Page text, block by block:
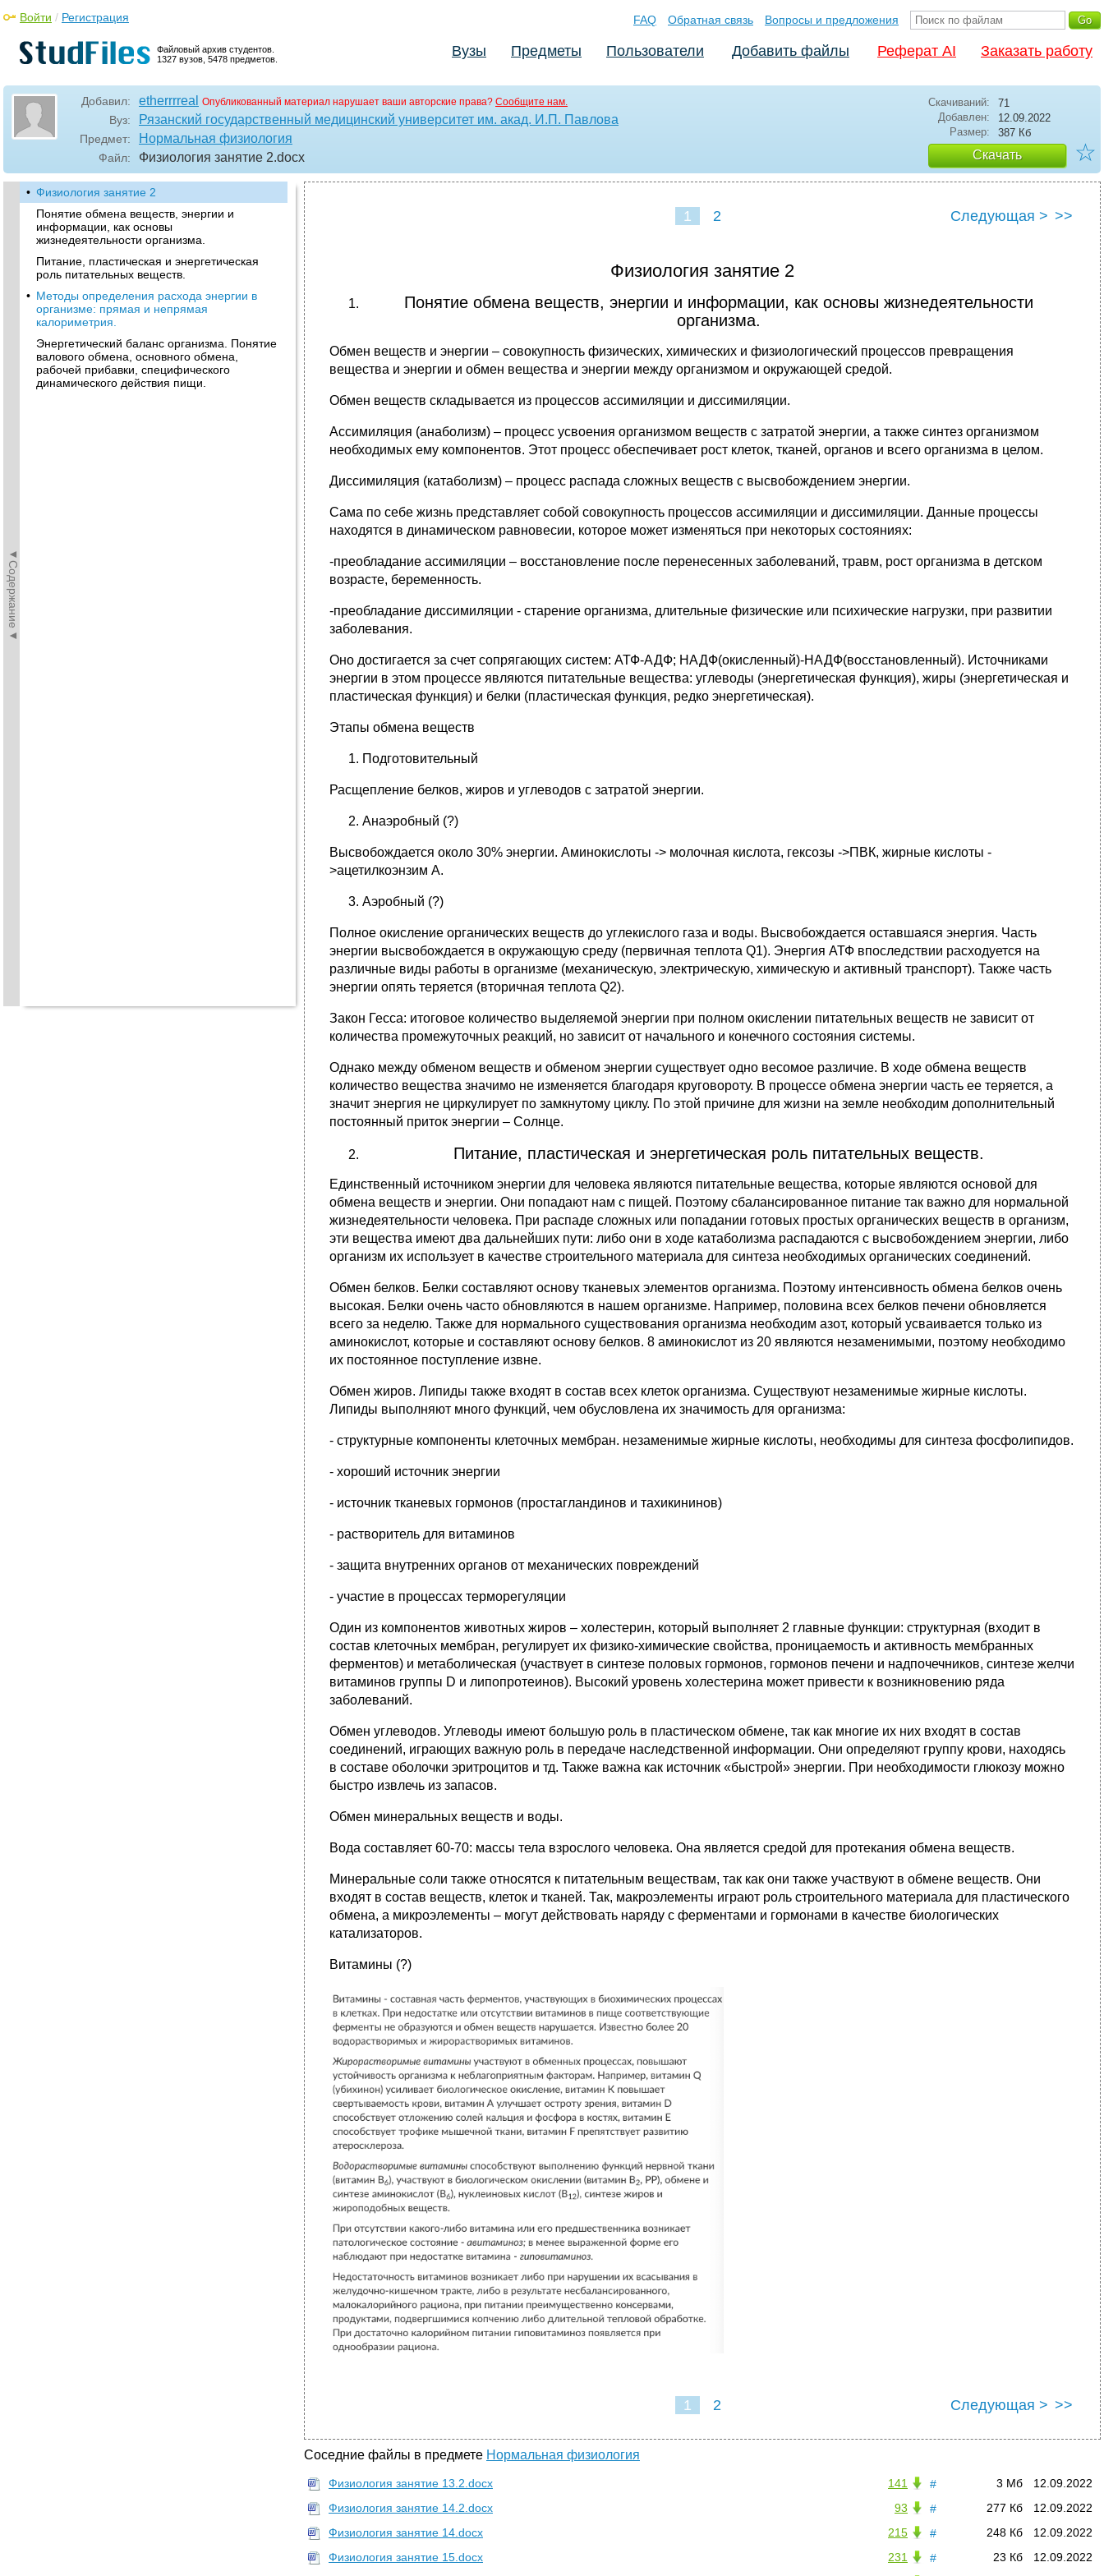
Файловый архив студентов.
1327 вузов, 5478 предметов.
Войти / Регистрация FAQ Обратная связь Вопросы и предложения
Вузы Предметы Пользователи Добавить файлы Реферат AI Заказать работу
Добавил: etherrrreal Опубликованный материал нарушает ваши авторские права? Сообщите нам.
Вуз: Рязанский государственный медицинский университет им. акад. И.П. Павлова
Предмет: Нормальная физиология
Файл: Физиология занятие 2.docx
Скачиваний:
71
Добавлен:
12.09.2022
Размер:
387 Кб
Скачать ☆
◄Содержание◄
• Физиология занятие 2
Понятие обмена веществ, энергии и
информации, как основы
жизнедеятельности организма.
Питание, пластическая и энергетическая
роль питательных веществ.
• Методы определения расхода энергии в
организме: прямая и непрямая
калориметрия.
Энергетический баланс организма. Понятие
валового обмена, основного обмена,
рабочей прибавки, специфического
динамического действия пищи.
1 2 Следующая > >>
Физиология занятие 2
Понятие обмена веществ, энергии и информации, как основы жизнедеятельности
организма.
Обмен веществ и энергии – совокупность физических, химических и физиологический процессов превращения
вещества и энергии и обмен вещества и энергии между организмом и окружающей средой.
Обмен веществ складывается из процессов ассимиляции и диссимиляции.
Ассимиляция (анаболизм) – процесс усвоения организмом веществ с затратой энергии, а также синтез организмом
необходимых ему компонентов. Этот процесс обеспечивает рост клеток, тканей, органов и всего организма в целом.
Диссимиляция (катаболизм) – процесс распада сложных веществ с высвобождением энергии.
Сама по себе жизнь представляет собой совокупность процессов ассимиляции и диссимиляции. Данные процессы
находятся в динамическом равновесии, которое может изменяться при некоторых состояниях:
-преобладание ассимиляции – восстановление после перенесенных заболеваний, травм, рост организма в детском
возрасте, беременность.
-преобладание диссимиляции - старение организма, длительные физические или психические нагрузки, при развитии
заболевания.
Оно достигается за счет сопрягающих систем: АТФ-АДФ; НАДФ(окисленный)-НАДФ(восстановленный). Источниками
энергии в этом процессе являются питательные вещества: углеводы (энергетическая функция), жиры (энергетическая и
пластическая функция) и белки (пластическая функция, редко энергетическая).
Этапы обмена веществ
Подготовительный
Расщепление белков, жиров и углеводов с затратой энергии.
Анаэробный (?)
Высвобождается около 30% энергии. Аминокислоты -> молочная кислота, гексозы ->ПВК, жирные кислоты -
>ацетилкоэнзим А.
Аэробный (?)
Полное окисление органических веществ до углекислого газа и воды. Высвобождается оставшаяся энергия. Часть
энергии высвобождается в окружающую среду (первичная теплота Q1). Энергия АТФ впоследствии расходуется на
различные виды работы в организме (механическую, электрическую, химическую и активный транспорт). Также часть
энергии опять теряется (вторичная теплота Q2).
Закон Гесса: итоговое количество выделяемой энергии при полном окислении питательных веществ не зависит от
количества промежуточных реакций, но зависит от начального и конечного состояния системы.
Однако между обменом веществ и обменом энергии существует одно весомое различие. В ходе обмена веществ
количество вещества значимо не изменяется благодаря круговороту. В процессе обмена энергии часть ее теряется, а
значит энергия не циркулирует по замкнутому циклу. По этой причине для жизни на земле необходим дополнительный
постоянный приток энергии – Солнце.
Питание, пластическая и энергетическая роль питательных веществ.
Единственный источником энергии для человека являются питательные вещества, которые являются основой для
обмена веществ и энергии. Они попадают нам с пищей. Поэтому сбалансированное питание так важно для нормальной
жизнедеятельности человека. При распаде сложных или попадании готовых простых органических веществ в организм,
эти вещества имеют два дальнейших пути: либо они в ходе катаболизма распадаются с высвобождением энергии, либо
организм их использует в качестве строительного материала для синтеза необходимых органических соединений.
Обмен белков. Белки составляют основу тканевых элементов организма. Поэтому интенсивность обмена белков очень
высокая. Белки очень часто обновляются в нашем организме. Например, половина всех белков печени обновляется
всего за неделю. Также для нормального существования организма необходим азот, который усваивается только из
аминокислот, которые и составляют основу белков. 8 аминокислот из 20 являются незаменимыми, поэтому необходимо
их постоянное поступление извне.
Обмен жиров. Липиды также входят в состав всех клеток организма. Существуют незаменимые жирные кислоты.
Липиды выполняют много функций, чем обусловлена их значимость для организма:
- структурные компоненты клеточных мембран. незаменимые жирные кислоты, необходимы для синтеза фосфолипидов.
- хороший источник энергии
- источник тканевых гормонов (простагландинов и тахикининов)
- растворитель для витаминов
- защита внутренних органов от механических повреждений
- участие в процессах терморегуляции
Один из компонентов животных жиров – холестерин, который выполняет 2 главные функции: структурная (входит в
состав клеточных мембран, регулирует их физико-химические свойства, проницаемость и активность мембранных
ферментов) и метаболическая (участвует в синтезе половых гормонов, гормонов печени и надпочечников, синтезе желчи
витаминов группы D и липопротеинов). Высокий уровень холестерина может привести к возникновению ряда
заболеваний.
Обмен углеводов. Углеводы имеют большую роль в пластическом обмене, так как многие их них входят в состав
соединений, играющих важную роль в передаче наследственной информации. Они определяют группу крови, находясь
в составе оболочки эритроцитов и тд. Также важна как источник «быстрой» энергии. При необходимости глюкозу можно
быстро извлечь из запасов.
Обмен минеральных веществ и воды.
Вода составляет 60-70: массы тела взрослого человека. Она является средой для протекания обмена веществ.
Минеральные соли также относятся к питательным веществам, так как они также участвуют в обмене веществ. Они
входят в состав веществ, клеток и тканей. Так, макроэлементы играют роль строительного материала для пластического
обмена, а микроэлементы – могут действовать наряду с ферментами и гормонами в качестве биологических
катализаторов.
Витамины (?)
1 2 Следующая > >>
Соседние файлы в предмете Нормальная физиология
# 12.09.2022
3 Мб
141
Физиология занятие 13.2.docx
#
12.09.2022
277 Кб
93
Физиология занятие 14.2.docx
#
12.09.2022
248 Кб
215
Физиология занятие 14.docx
#
12.09.2022
23 Кб
231
Физиология занятие 15.docx